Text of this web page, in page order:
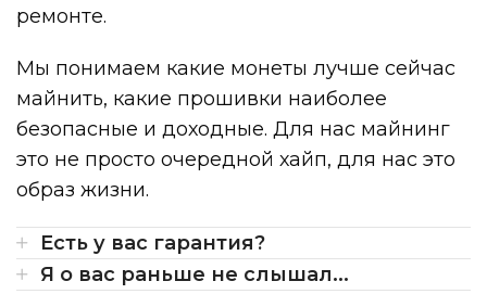
ремонте.
Мы понимаем какие монеты лучше сейчас
майнить, какие прошивки наиболее
безопасные и доходные. Для нас майнинг
это не просто очередной хайп, для нас это
образ жизни.
Есть у вас гарантия?
Я о вас раньше не слышал...